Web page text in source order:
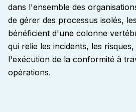
dans l'ensemble des
de gérer des processus isolés,
bénéficient d'une colonne
qui relie les incidents, les
l'exécution de la conformité à
opérations.